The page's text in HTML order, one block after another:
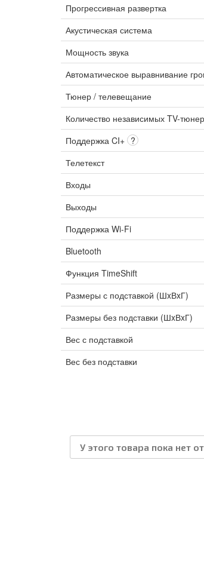
Прогрессивная развертка
Акустическая система
Мощность звука
Автоматическое выравнивание
Тюнер / телевещание
Количество независимых TV-
Поддержка CI+ ?
Телетекст
Входы
Выходы
Поддержка Wi-Fi
Bluetooth
Функция TimeShift
Размеры с подставкой (ШxВxГ)
Размеры без подставки (ШxВxГ)
Вес с подставкой
Вес без подставки
У этого товара пока нет